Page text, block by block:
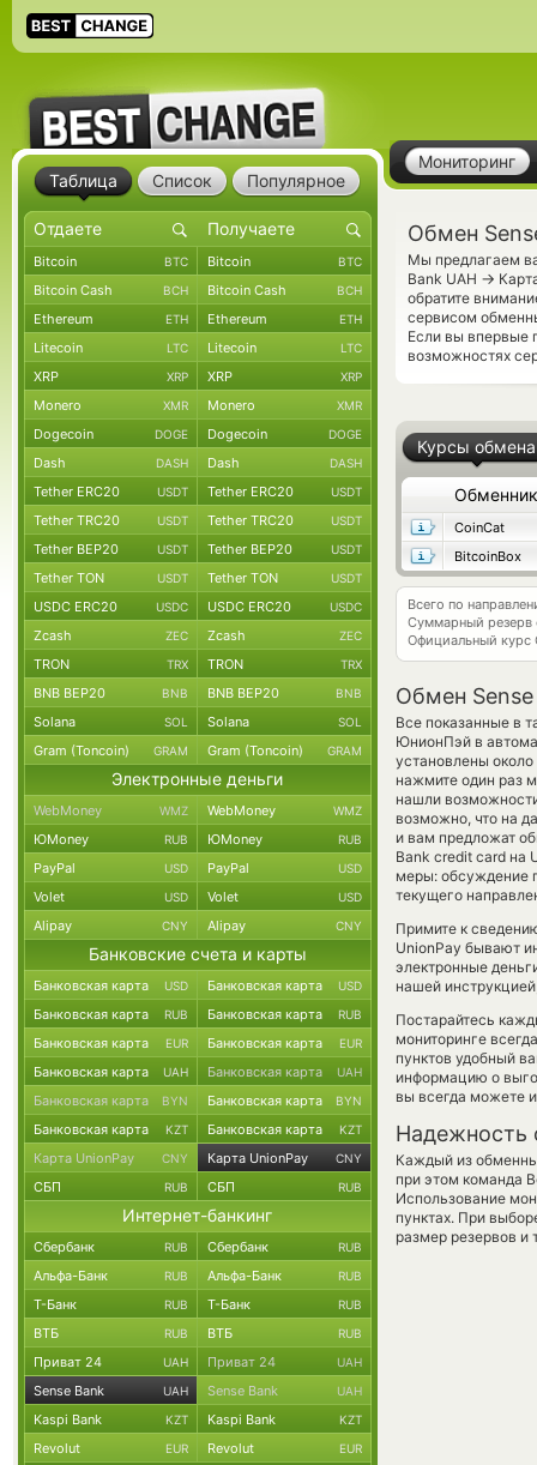
Мониторинг
Обмен
Мы предлагаем
Bank UAH →
обратите
сервисом
Если вы впервые
возможностях
Курсы обмена
Обменник
CoinCat
BitcoinBox
Всего по
Суммарный резерв
Официальный курс
Обмен Sense
Все показанные в
ЮнионПэй в
установлены
нажмите один раз
нашли
возможно, что на
и вам предложат
Bank credit card на
меры: обсуждение
текущего
Примите к
UnionPay бывают
электронные
нашей
Постарайтесь
мониторинге
пунктов удобный
информацию о
вы всегда можете
Надежность
Каждый из
при этом команда
Использование
пунктах. При
размер резервов и
Таблица Список Популярное
Bitcoin BTC Bitcoin BTC
Bitcoin Cash BCH Bitcoin Cash BCH
Ethereum ETH Ethereum ETH
Litecoin LTC Litecoin LTC
XRP XRP XRP XRP
Monero XMR Monero XMR
Dogecoin DOGE Dogecoin DOGE
Dash DASH Dash DASH
Tether ERC20 USDT Tether ERC20 USDT
Tether TRC20 USDT Tether TRC20 USDT
Tether BEP20 USDT Tether BEP20 USDT
Tether TON USDT Tether TON USDT
USDC ERC20 USDC USDC ERC20 USDC
Zcash ZEC Zcash ZEC
TRON TRX TRON TRX
BNB BEP20 BNB BNB BEP20 BNB
Solana SOL Solana SOL
Gram (Toncoin) GRAM Gram (Toncoin) GRAM
Электронные деньги
WebMoney WMZ WebMoney WMZ
ЮMoney RUB ЮMoney RUB
PayPal USD PayPal USD
Volet USD Volet USD
Alipay CNY Alipay CNY
Банковские счета и карты
Банковская карта USD Банковская карта USD
Банковская карта RUB Банковская карта RUB
Банковская карта EUR Банковская карта EUR
Банковская карта UAH Банковская карта UAH
Банковская карта BYN Банковская карта BYN
Банковская карта KZT Банковская карта KZT
Карта UnionPay CNY Карта UnionPay CNY
СБП RUB СБП RUB
Интернет-банкинг
Сбербанк RUB Сбербанк RUB
Альфа-Банк RUB Альфа-Банк RUB
Т-Банк RUB Т-Банк RUB
ВТБ RUB ВТБ RUB
Приват 24 UAH Приват 24 UAH
Sense Bank UAH Sense Bank UAH
Kaspi Bank KZT Kaspi Bank KZT
Revolut EUR Revolut EUR